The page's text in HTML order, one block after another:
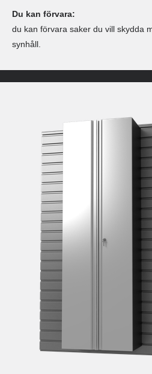
Du kan förvara:
du kan förvara saker du vill skydda
synhåll.